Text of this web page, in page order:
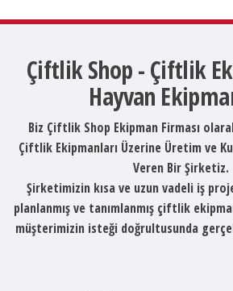
Çiftlik Shop - Çiftlik
Hayvan
Biz Çiftlik Shop Ekipman Firması
Çiftlik Ekipmanları Üzerine Üretim ve
Veren Bir Şirketiz.
Şirketimizin kısa ve uzun vadeli iş
planlanmış ve tanımlanmış çiftlik
müşterimizin isteği doğrultusunda